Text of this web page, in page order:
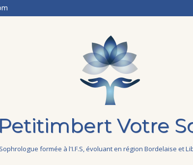
Votre
Sophrologue formée à l'I.F.S, évoluant en région Bordelaise et